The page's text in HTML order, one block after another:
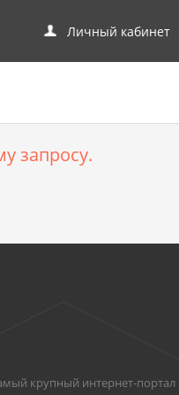
Личный кабинет
запросу.
крупный интернет-портал